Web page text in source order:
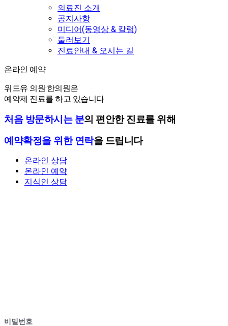
의료진 소개
공지사항
미디어(동영상 & 칼럼)
둘러보기
진료안내 & 오시는 길
온라인 예약
온라인 예약
위드유 의원·한의원은
예약제 진료를 하고 있습니다
처음 방문하시는 분의 편안한 진료를 위해
예약확정을 위한 연락을 드립니다
온라인 상담
온라인 예약
지식인 상담
비밀번호